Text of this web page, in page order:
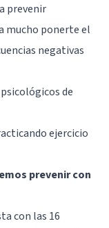
prevenir
mucho ponerte el
negativas
de
ejercicio
prevenir con
con las 16